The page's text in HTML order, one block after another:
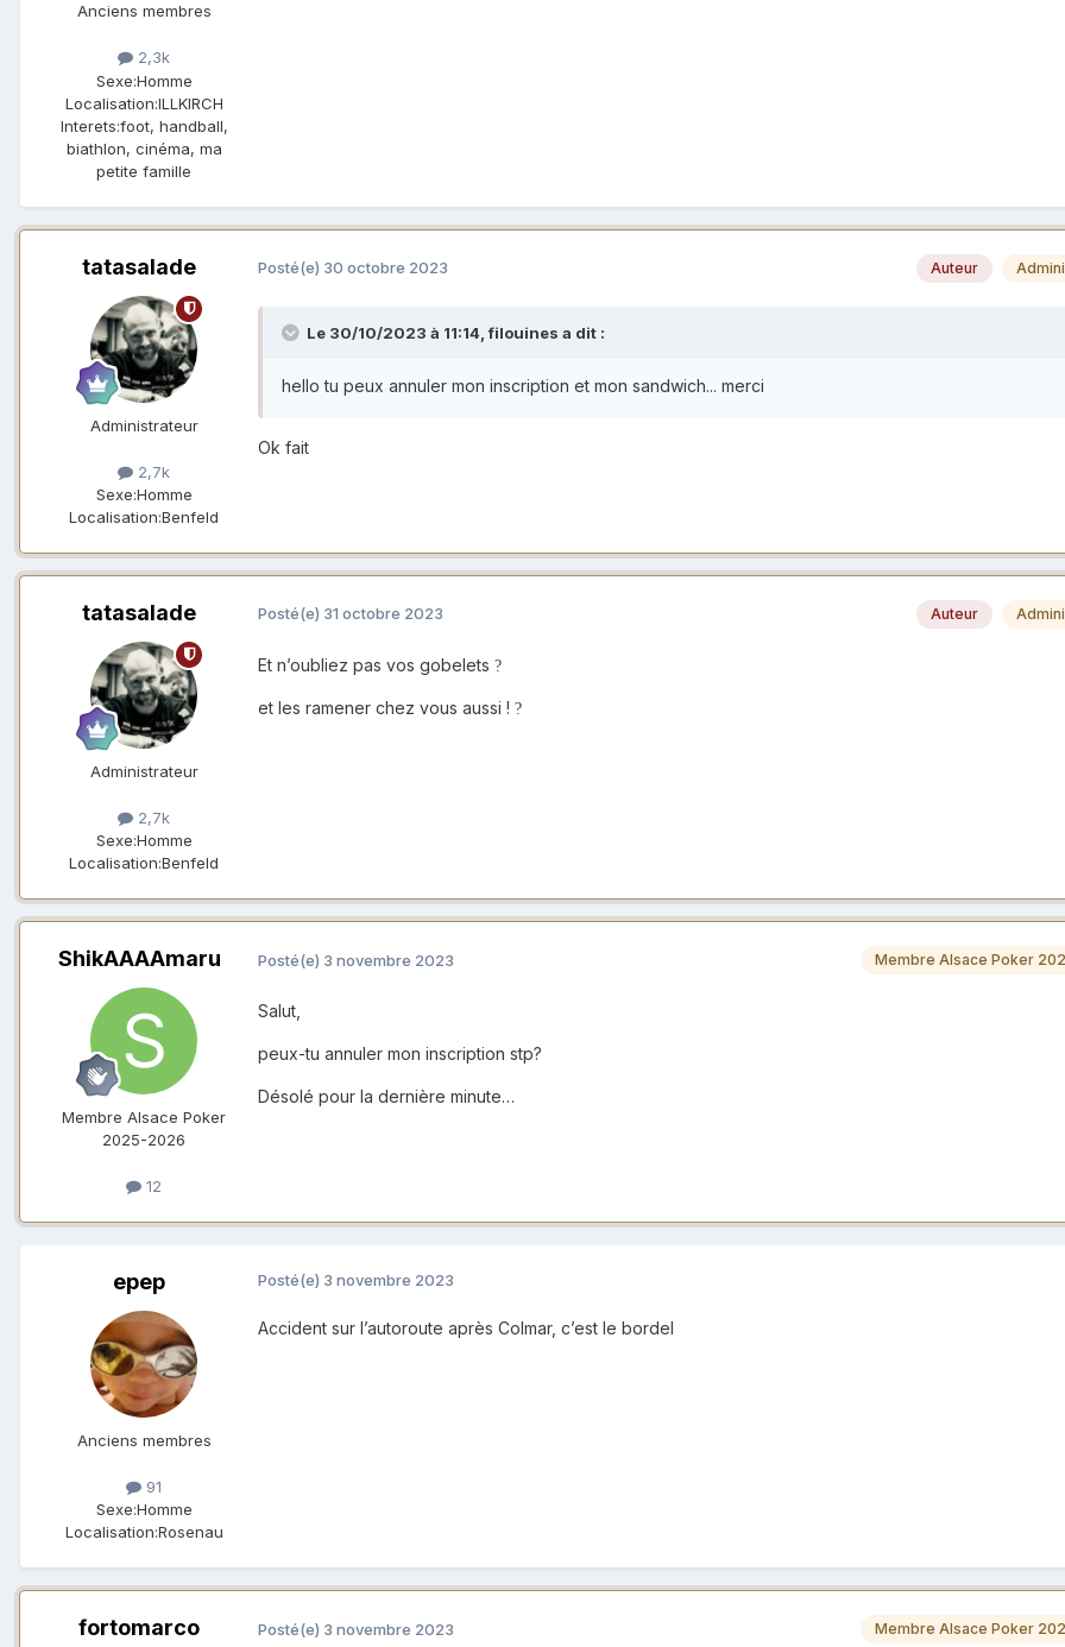
Anciens membres
2,3k
Sexe:Homme
Localisation:ILLKIRCH
Interets:foot, handball,
biathlon, cinéma, ma
petite famille
tatasalade
Administrateur
2,7k
Sexe:Homme
Localisation:Benfeld
Auteur
Posté(e) 30 octobre 2023
Le 30/10/2023 à 11:14,filouines a dit :
hello tu peux annuler mon inscription et mon sandwich... merci
Ok fait
tatasalade
Administrateur
2,7k
Sexe:Homme
Localisation:Benfeld
Auteur
Posté(e) 31 octobre 2023
Et n’oubliez pas vos gobelets ?
et les ramener chez vous aussi ! ?
ShikAAAAmaru
Membre Alsace Poker
2025-2026
12
Membre Alsace Poker
Posté(e) 3 novembre 2023
Salut,
peux-tu annuler mon inscription stp?
Désolé pour la dernière minute…
epep
Anciens membres
91
Sexe:Homme
Localisation:Rosenau
Posté(e) 3 novembre 2023
Accident sur l’autoroute après Colmar, c’est le bordel
fortomarco Membre Alsace Poker
Posté(e) 3 novembre 2023